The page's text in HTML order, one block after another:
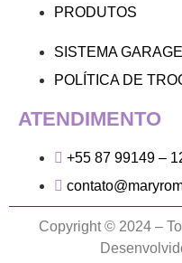
PRODUTOS
SISTEMA
POLÍTICA DE
ATENDIMENTO
+55 87 99149 –
Copyright © 2024 –